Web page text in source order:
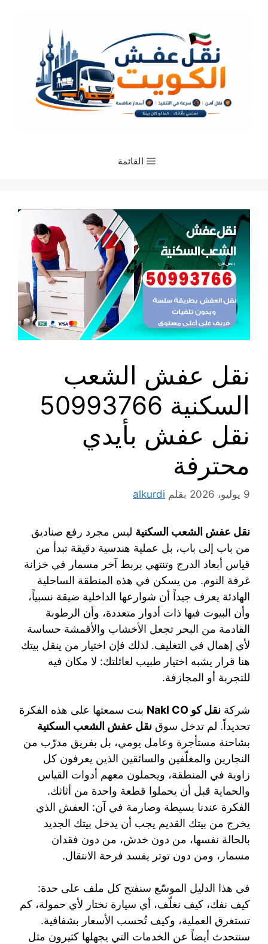
القائمة
نقل عفش الشعب
السكنية 50993766
نقل عفش بأيدي
محترفة
9 يوليو، 2026 بقلم alkurdi
نقل عفش الشعب السكنية ليس مجرد رفع صناديق
من باب إلى باب، بل عملية هندسية دقيقة تبدأ من
قياس أبعاد الدرج وتنتهي بربط آخر مسمار في خزانة
غرفة النوم. من يسكن في هذه المنطقة الساحلية
الهادئة يعرف جيداً أن شوارعها الداخلية ضيقة نسبياً،
وأن البيوت فيها ذات أدوار متعددة، وأن الرطوبة
القادمة من البحر تجعل الأخشاب والأقمشة حساسة
لأي إهمال في التغليف. لذلك فإن اختيار من ينقل بيتك
هنا قرار يشبه اختيار طبيب لعائلتك: لا مكان فيه
للتجربة أو المجازفة.
شركة نقل كو Nakl CO
بنت سمعتها على هذه الفكرة
تحديداً. لم تدخل سوق نقل عفش الشعب السكنية
بشاحنة مستأجرة وعامل يومي، بل بفريق مدرّب من
النجارين والمغلّفين والسائقين الذين يعرفون كل
زاوية في المنطقة، ويحملون معهم أدوات القياس
والحماية قبل أن يحملوا قطعة واحدة من أثاثك.
الفكرة عندنا بسيطة وصارمة في آن: العفش الذي
يخرج من بيتك القديم يجب أن يدخل بيتك الجديد
بالحالة نفسها، من دون خدش، من دون فقدان
مسمار، ومن دون توتر يفسد فرحة الانتقال.
في هذا الدليل الموسّع سنفتح كل ملف على حدة:
كيف نفك، كيف نغلّف، أي سيارة نختار لأي حمولة، كم
تستغرق العملية، وكيف تُحسب الأسعار بشفافية.
سنتحدث أيضاً عن الخدمات التي يجهلها كثيرون مثل